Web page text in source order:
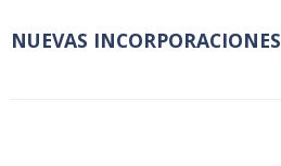
NUEVAS INCORPORACIONES